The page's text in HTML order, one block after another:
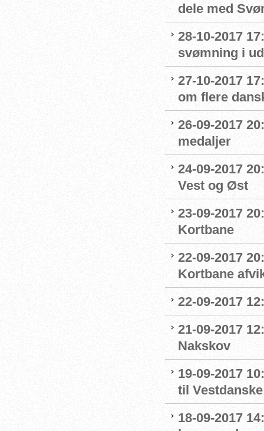
dele med
28-10-2017
svømning i
27-10-2017
om flere
26-09-2017
medaljer
24-09-2017
Vest og Øst
23-09-2017
Kortbane
22-09-2017
Kortbane
22-09-2017
21-09-2017
Nakskov
19-09-2017
til
18-09-2017